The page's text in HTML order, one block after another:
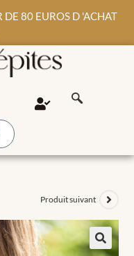
DE 80 EUROS D 'ACHAT
Produit suivant